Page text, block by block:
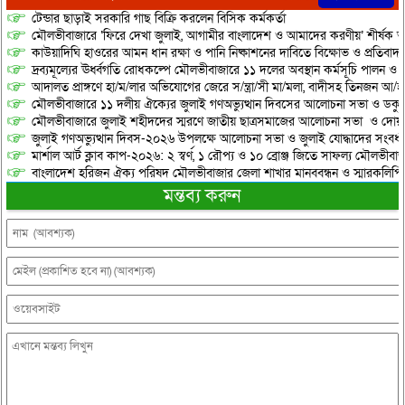
টেন্ডার ছাড়াই সরকারি গাছ বিক্রি করলেন বিসিক কর্মকর্তা
মৌলভীবাজারে ‘ফিরে দেখা জুলাই, আগামীর বাংলাদেশ ও আমাদের করণীয়’ শীর্ষক
কাউয়াদিঘি হাওরের আমন ধান রক্ষা ও পানি নিষ্কাশনের দাবিতে বিক্ষোভ ও
দ্রব্যমূল্যের ঊর্ধ্বগতি রোধকল্পে মৌলভীবাজারে ১১ দলের অবস্থান কর্মসূচি পালন ও
আদালত প্রাঙ্গণে হা/ম/লার অভিযোগের জেরে স/ন্ত্রা/সী মা/মলা, বাদীসহ তিনজন আ/
মৌলভীবাজারে ১১ দলীয় ঐক্যের জুলাই গণঅভ্যুত্থান দিবসের আলোচনা সভা ও
মৌলভীবাজারে জুলাই শহীদদের স্মরণে জাতীয় ছাত্রসমাজের আলোচনা সভা ও
জুলাই গণঅভ্যুত্থান দিবস-২০২৬ উপলক্ষে আলোচনা সভা ও জুলাই যোদ্ধাদের
মার্শাল আর্ট ক্লাব কাপ-২০২৬: ২ স্বর্ণ, ১ রৌপ্য ও ১০ ব্রোঞ্জ জিতে সাফল্য
বাংলাদেশ হরিজন ঐক্য পরিষদ মৌলভীবাজার জেলা শাখার মানববন্ধন ও স্মারকলিপি
মন্তব্য করুন